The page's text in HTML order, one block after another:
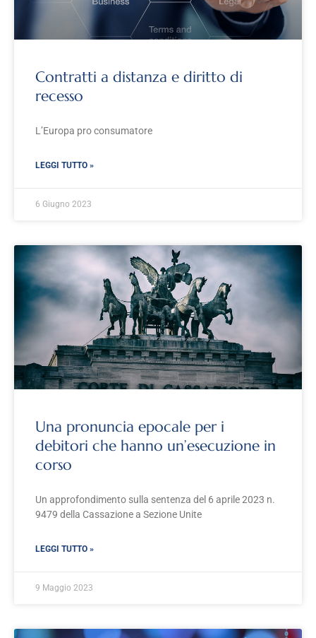
Contratti a distanza e diritto di
recesso
L’Europa pro consumatore
LEGGI TUTTO »
6 Giugno 2023
Una pronuncia epocale per i
debitori che hanno un’esecuzione in
corso
Un approfondimento sulla sentenza del 6 aprile 2023 n.
9479 della Cassazione a Sezione Unite
LEGGI TUTTO »
9 Maggio 2023